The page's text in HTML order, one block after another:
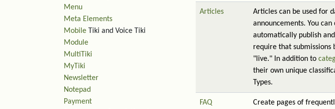
Articles
Articles can be used for
announcements. You
automatically publish
require that submissions
"live." In addition to
their own unique
Types.
FAQ Create pages of
Menu
Meta Elements
Mobile Tiki and Voice Tiki
Module
MultiTiki
MyTiki
Newsletter
Notepad
Payment